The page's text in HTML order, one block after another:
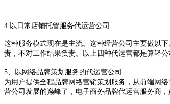
4.以日常店铺托管服务代运营公司
这种服务模式现在是主流。这种经营公司主要做以
责，不对工作结果负责。以上四种代运营都是算轻公
5、以网络品牌策划服务的代运营公司
为用户提供全程品牌网络营销策划服务，从前端网
营公司发展的巅峰了，电子商务品牌代运营服务商